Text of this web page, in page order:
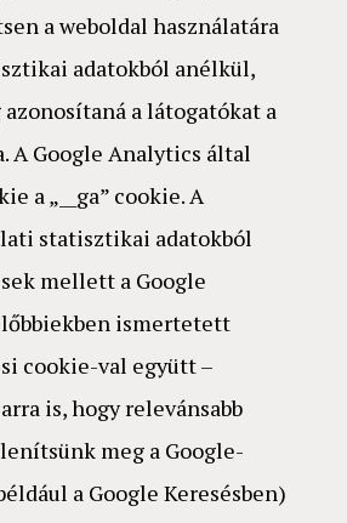
a weboldal használatára
adatokból anélkül,
a látogatókat a
A Google Analytics által
a „__ga” cookie. A
statisztikai adatokból
mellett a Google
ismertetett
cookie-val együtt –
is, hogy relevánsabb
meg a Google-
a Google Keresésben)